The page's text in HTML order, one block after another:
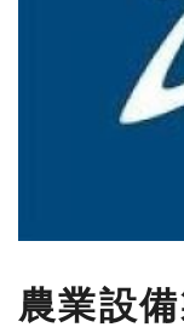
農業設